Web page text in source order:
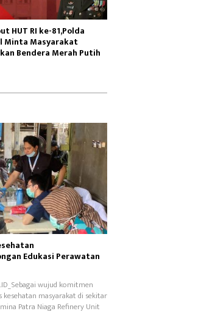
HUT RI ke-81,Polda
Minta Masyarakat
Bendera Merah Putih
Edukasi Perawatan
wujud komitmen
masyarakat di sekitar
Patra Niaga Refinery Unit